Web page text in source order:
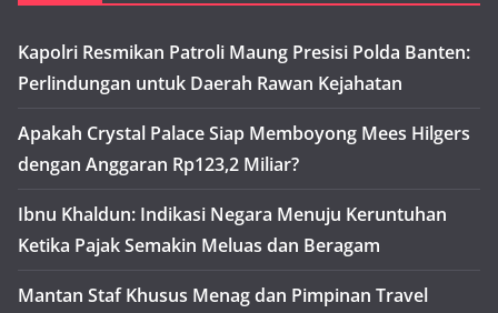
Kapolri Resmikan Patroli Maung Presisi Polda Banten:
Perlindungan untuk Daerah Rawan Kejahatan
Apakah Crystal Palace Siap Memboyong Mees Hilgers
dengan Anggaran Rp123,2 Miliar?
Ibnu Khaldun: Indikasi Negara Menuju Keruntuhan
Ketika Pajak Semakin Meluas dan Beragam
Mantan Staf Khusus Menag dan Pimpinan Travel